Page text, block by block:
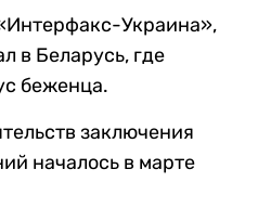
Украина»,
в Беларусь, где
беженца.
заключения
началось в марте